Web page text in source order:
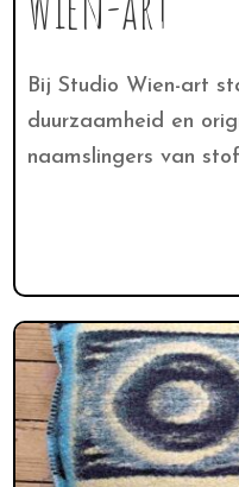
Bij Studio Wien-art
duurzaamheid en
naamslingers van